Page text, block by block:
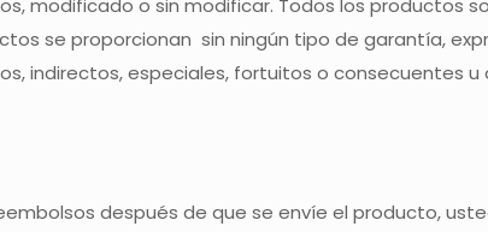
modificado o sin modificar. Todos los productos
se proporcionan sin ningún tipo de garantía,
indirectos, especiales, fortuitos o consecuentes
después de que se envíe el producto,